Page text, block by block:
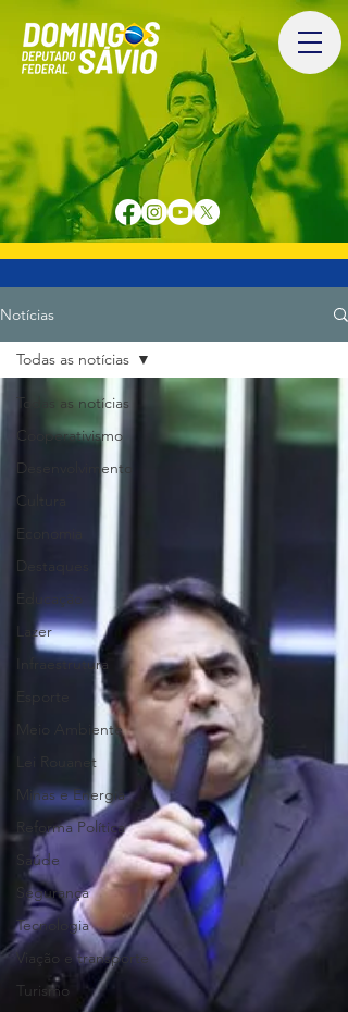
Notícias
Todas as notícias
Cooperativismo
Desenvolvimento
Cultura
Economia
Destaques
Educação
Lazer
Infraestrutura
Meio Ambiente
Lei Rouanet
Minas e Energia
Reforma Política
Saúde
Segurança
Tecnologia
Viação e transporte
Turismo
Todas as notícias